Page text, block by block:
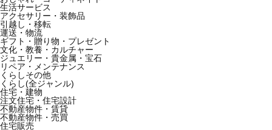
生活サービス
アクセサリー・装飾品
引越し・移転
運送・物流
ギフト・贈り物・プレゼント
文化・教養・カルチャー
ジュエリー・貴金属・宝石
リペア・メンテナンス
くらしその他
くらし(全ジャンル)
住宅・建物
注文住宅・住宅設計
不動産物件・賃貸
不動産物件・売買
住宅販売